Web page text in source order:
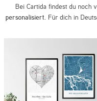
Bei Cartida findest du noch
personalisiert. Für dich in